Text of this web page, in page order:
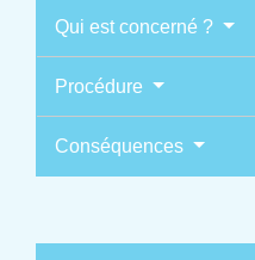
Qui est concerné ?
Procédure
Conséquences